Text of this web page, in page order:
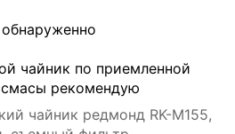
чайник по приемленной
рекомендую
чайник редмонд RK-M155,